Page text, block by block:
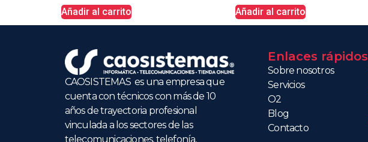
Añadir al carrito Añadir al carrito
CAOSISTEMAS es una empresa que
cuenta con técnicos con más de 10
años de trayectoria profesional
vinculada a los sectores de las
telecomunicaciones, telefonía,
Enlaces rápidos
Sobre nosotros
Servicios
O2
Blog
Contacto